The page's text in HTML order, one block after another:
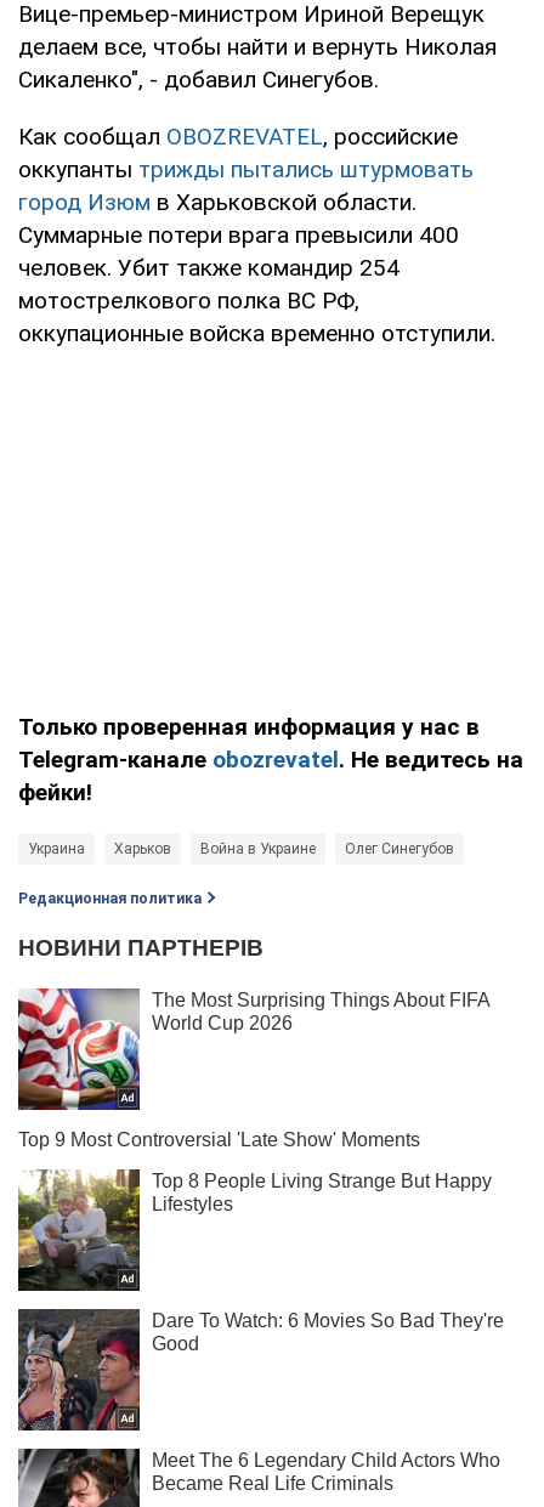
Вице-премьер-министром Ириной Верещук
делаем все, чтобы найти и вернуть Николая
Сикаленко", - добавил Синегубов.
Как сообщал OBOZREVATEL, российские
оккупанты трижды пытались штурмовать
город Изюм в Харьковской области.
Суммарные потери врага превысили 400
человек. Убит также командир 254
мотострелкового полка ВС РФ,
оккупационные войска временно отступили.
Только проверенная информация у нас в
Telegram-канале obozrevatel. Не ведитесь на
фейки!
Украина Харьков Война в Украине Олег Синегубов
Редакционная политика